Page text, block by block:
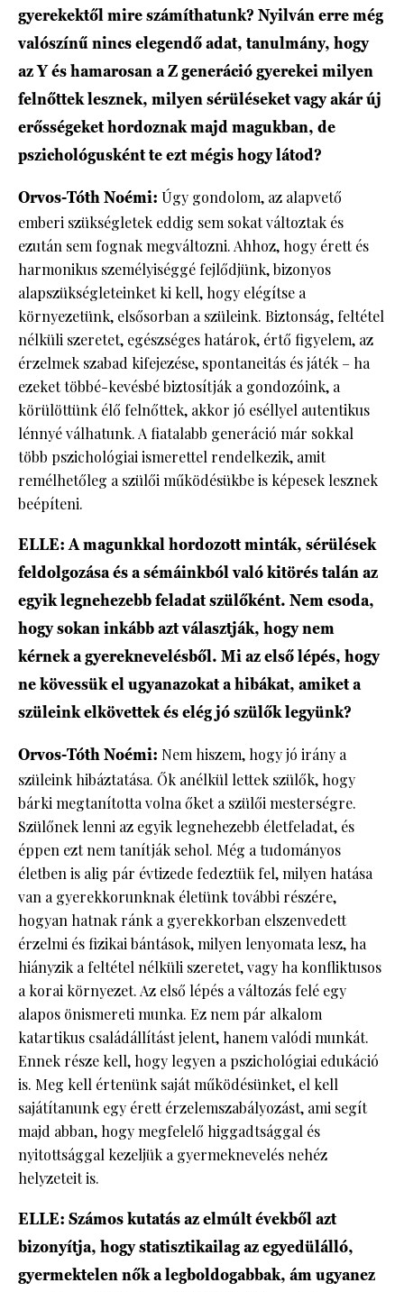
gyerekektől mire számíthatunk? Nyilván erre még
valószínű nincs elegendő adat, tanulmány, hogy
az Y és hamarosan a Z generáció gyerekei milyen
felnőttek lesznek, milyen sérüléseket vagy akár új
erősségeket hordoznak majd magukban, de
pszichológusként te ezt mégis hogy látod?
Orvos-Tóth Noémi: Úgy gondolom, az alapvető
emberi szükségletek eddig sem sokat változtak és
ezután sem fognak megváltozni. Ahhoz, hogy érett és
harmonikus személyiséggé fejlődjünk, bizonyos
alapszükségleteinket ki kell, hogy elégítse a
környezetünk, elsősorban a szüleink. Biztonság, feltétel
nélküli szeretet, egészséges határok, értő figyelem, az
érzelmek szabad kifejezése, spontaneitás és játék – ha
ezeket többé-kevésbé biztosítják a gondozóink, a
körülöttünk élő felnőttek, akkor jó eséllyel autentikus
lénnyé válhatunk. A fiatalabb generáció már sokkal
több pszichológiai ismerettel rendelkezik, amit
remélhetőleg a szülői működésükbe is képesek lesznek
beépíteni.
ELLE: A magunkkal hordozott minták, sérülések
feldolgozása és a sémáinkból való kitörés talán az
egyik legnehezebb feladat szülőként. Nem csoda,
hogy sokan inkább azt választják, hogy nem
kérnek a gyereknevelésből. Mi az első lépés, hogy
ne kövessük el ugyanazokat a hibákat, amiket a
szüleink elkövettek és elég jó szülők legyünk?
Orvos-Tóth Noémi: Nem hiszem, hogy jó irány a
szüleink hibáztatása. Ők anélkül lettek szülők, hogy
bárki megtanította volna őket a szülői mesterségre.
Szülőnek lenni az egyik legnehezebb életfeladat, és
éppen ezt nem tanítják sehol. Még a tudományos
életben is alig pár évtizede fedeztük fel, milyen hatása
van a gyerekkorunknak életünk további részére,
hogyan hatnak ránk a gyerekkorban elszenvedett
érzelmi és fizikai bántások, milyen lenyomata lesz, ha
hiányzik a feltétel nélküli szeretet, vagy ha konfliktusos
a korai környezet. Az első lépés a változás felé egy
alapos önismereti munka. Ez nem pár alkalom
katartikus családállítást jelent, hanem valódi munkát.
Ennek része kell, hogy legyen a pszichológiai edukáció
is. Meg kell értenünk saját működésünket, el kell
sajátítanunk egy érett érzelemszabályozást, ami segít
majd abban, hogy megfelelő higgadtsággal és
nyitottsággal kezeljük a gyermeknevelés nehéz
helyzeteit is.
ELLE: Számos kutatás az elmúlt évekből azt
bizonyítja, hogy statisztikailag az egyedülálló,
gyermektelen nők a legboldogabbak, ám ugyanez